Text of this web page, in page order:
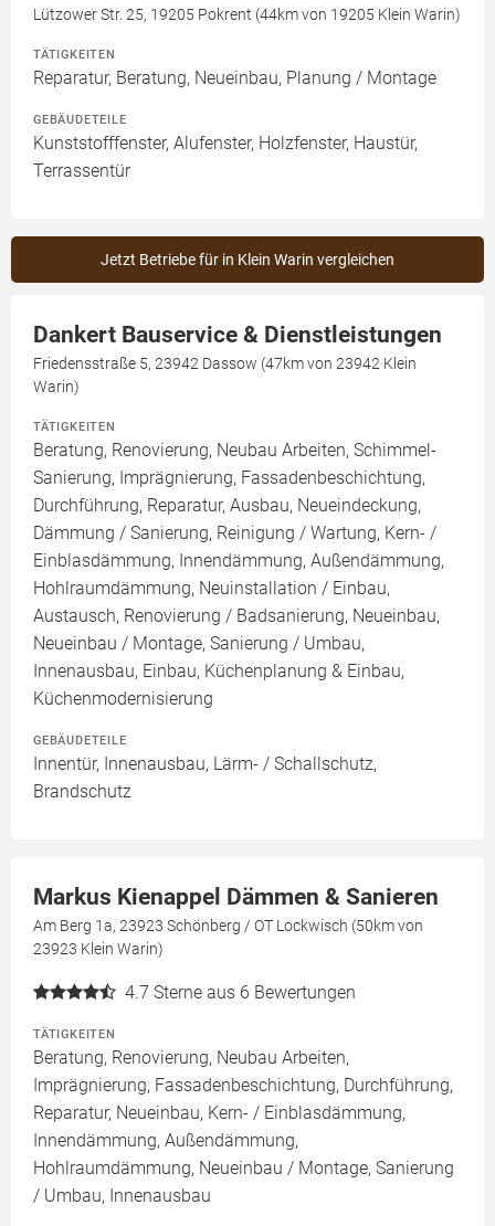
Lützower Str. 25, 19205 Pokrent (44km von 19205 Klein Warin)
TÄTIGKEITEN
Reparatur, Beratung, Neueinbau, Planung / Montage
GEBÄUDETEILE
Kunststofffenster, Alufenster, Holzfenster, Haustür,
Terrassentür
Jetzt Betriebe für in Klein Warin vergleichen
Dankert Bauservice & Dienstleistungen
Friedensstraße 5, 23942 Dassow (47km von 23942 Klein
Warin)
TÄTIGKEITEN
Beratung, Renovierung, Neubau Arbeiten, Schimmel-
Sanierung, Imprägnierung, Fassadenbeschichtung,
Durchführung, Reparatur, Ausbau, Neueindeckung,
Dämmung / Sanierung, Reinigung / Wartung, Kern- /
Einblasdämmung, Innendämmung, Außendämmung,
Hohlraumdämmung, Neuinstallation / Einbau,
Austausch, Renovierung / Badsanierung, Neueinbau,
Neueinbau / Montage, Sanierung / Umbau,
Innenausbau, Einbau, Küchenplanung & Einbau,
Küchenmodernisierung
GEBÄUDETEILE
Innentür, Innenausbau, Lärm- / Schallschutz,
Brandschutz
Markus Kienappel Dämmen & Sanieren
Am Berg 1a, 23923 Schönberg / OT Lockwisch (50km von
23923 Klein Warin)
4.7 Sterne aus 6 Bewertungen
TÄTIGKEITEN
Beratung, Renovierung, Neubau Arbeiten,
Imprägnierung, Fassadenbeschichtung, Durchführung,
Reparatur, Neueinbau, Kern- / Einblasdämmung,
Innendämmung, Außendämmung,
Hohlraumdämmung, Neueinbau / Montage, Sanierung
/ Umbau, Innenausbau